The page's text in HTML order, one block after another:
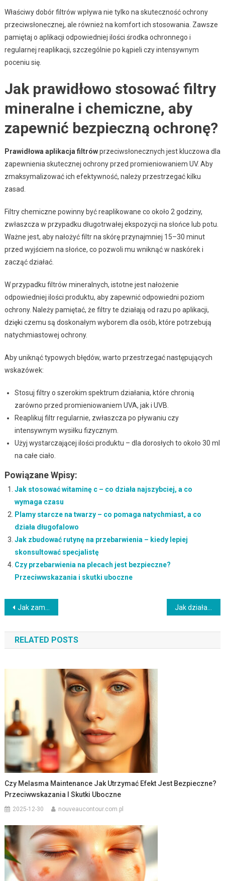
Właściwy dobór filtrów wpływa nie tylko na skuteczność ochrony
przeciwsłonecznej, ale również na komfort ich stosowania. Zawsze
pamiętaj o aplikacji odpowiedniej ilości środka ochronnego i
regularnej reaplikacji, szczególnie po kąpieli czy intensywnym
poceniu się.
Jak prawidłowo stosować filtry
mineralne i chemiczne, aby
zapewnić bezpieczną ochronę?
Prawidłowa aplikacja filtrówprzeciwsłonecznych jest kluczowa dla
zapewnienia skutecznej ochrony przed promieniowaniem UV. Aby
zmaksymalizować ich efektywność, należy przestrzegać kilku
zasad.
Filtry chemiczne powinny być reaplikowane co około 2 godziny,
zwłaszcza w przypadku długotrwałej ekspozycji na słońce lub potu.
Ważne jest, aby nałożyć filtr na skórę przynajmniej 15–30 minut
przed wyjściem na słońce, co pozwoli mu wniknąć w naskórek i
zacząć działać.
W przypadku filtrów mineralnych, istotne jest nałożenie
odpowiedniej ilości produktu, aby zapewnić odpowiedni poziom
ochrony. Należy pamiętać, że filtry te działają od razu po aplikacji,
dzięki czemu są doskonałym wyborem dla osób, które potrzebują
natychmiastowej ochrony.
Aby uniknąć typowych błędów, warto przestrzegać następujących
wskazówek:
Stosuj filtry o szerokim spektrum działania, które chronią
zarówno przed promieniowaniem UVA, jak i UVB.
Reaplikuj filtr regularnie, zwłaszcza po pływaniu czy
intensywnym wysiłku fizycznym.
Użyj wystarczającej ilości produktu – dla dorosłych to około 30 ml
na całe ciało.
Powiązane Wpisy:
Jak stosować witaminę c – co działa najszybciej, a co
wymaga czasu
Plamy starcze na twarzy – co pomaga natychmiast, a co
działa długofalowo
Jak zbudować rutynę na przebarwienia – kiedy lepiej
skonsultować specjalistę
Czy przebarwienia na plecach jest bezpieczne?
Przeciwwskazania i skutki uboczne
Nawigacja
wpisu
Jak zamknąć pory na twarzy – najczęstsze błędy i skuteczne alternatywy
RELATED POSTS
Czy Melasma Maintenance Jak Utrzymać Efekt Jest Bezpieczne?
Przeciwwskazania I Skutki Uboczne
2025-12-30 nouveaucontour.com.pl